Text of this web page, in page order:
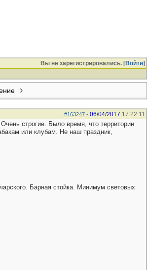
Вы не зарегистрировались. [Войти]
#163247 - 06/04/2017 17:22:11
строгие. Было время, что территории
или клубам. Не наш праздник,
Барная стойка. Минимум световых